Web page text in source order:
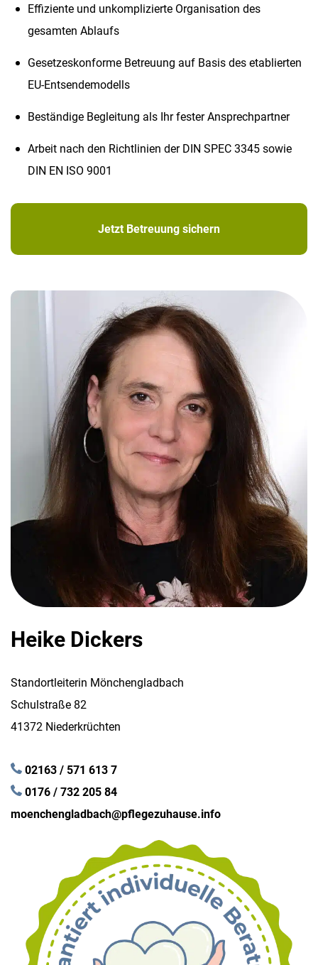
Effiziente und unkomplizierte Organisation des
gesamten Ablaufs
Gesetzeskonforme Betreuung auf Basis des etablierten
EU-Entsendemodells
Beständige Begleitung als Ihr fester Ansprechpartner
Arbeit nach den Richtlinien der DIN SPEC 3345 sowie
DIN EN ISO 9001
Jetzt Betreuung sichern
Heike Dickers
Standortleiterin Mönchengladbach
Schulstraße 82
41372 Niederkrüchten
02163 / 571 613 7
0176 / 732 205 84
moenchengladbach@pflegezuhause.info